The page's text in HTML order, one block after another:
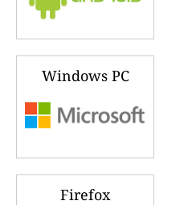
Windows PC
Firefox